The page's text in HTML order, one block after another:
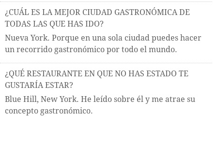
¿CUÁL ES LA MEJOR CIUDAD GASTRONÓMICA DE
TODAS LAS QUE HAS IDO?
Nueva York. Porque en una sola ciudad puedes hacer
un recorrido gastronómico por todo el mundo.
¿QUÉ RESTAURANTE EN QUE NO HAS ESTADO TE
GUSTARÍA ESTAR?
Blue Hill, New York. He leído sobre él y me atrae su
concepto gastronómico.